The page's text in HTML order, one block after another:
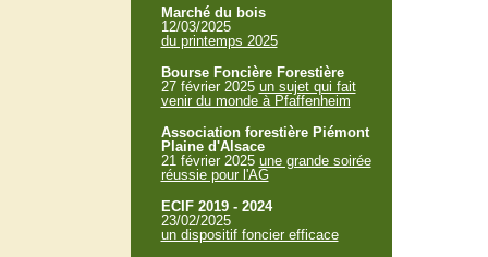
Marché du bois
12/03/2025
du printemps 2025
Bourse Foncière Forestière
27 février 2025 un sujet qui fait
venir du monde à Pfaffenheim
Association forestière Piémont
Plaine d'Alsace
21 février 2025 une grande soirée
réussie pour l'AG
ECIF 2019 - 2024
23/02/2025
un dispositif foncier efficace